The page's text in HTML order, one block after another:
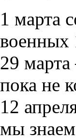
1 марта
военных
29
пока не
12
мы знаем